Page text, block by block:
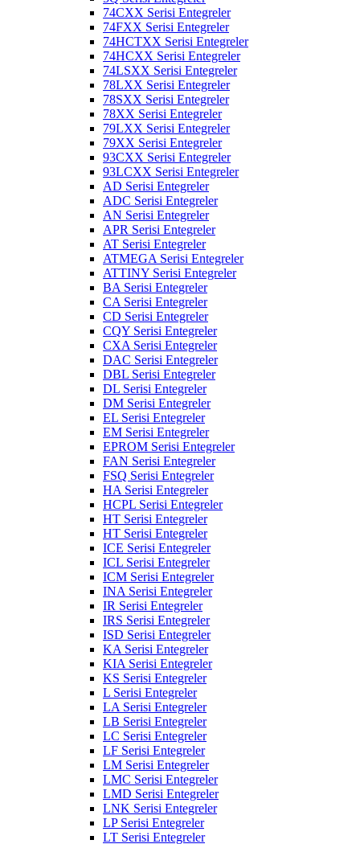
74CXX Serisi Entegreler
74FXX Serisi Entegreler
74HCTXX Serisi Entegreler
74HCXX Serisi Entegreler
74LSXX Serisi Entegreler
78LXX Serisi Entegreler
78SXX Serisi Entegreler
78XX Serisi Entegreler
79LXX Serisi Entegreler
79XX Serisi Entegreler
93CXX Serisi Entegreler
93LCXX Serisi Entegreler
AD Serisi Entegreler
ADC Serisi Entegreler
AN Serisi Entegreler
APR Serisi Entegreler
AT Serisi Entegreler
ATMEGA Serisi Entegreler
ATTINY Serisi Entegreler
BA Serisi Entegreler
CA Serisi Entegreler
CD Serisi Entegreler
CQY Serisi Entegreler
CXA Serisi Entegreler
DAC Serisi Entegreler
DBL Serisi Entegreler
DL Serisi Entegreler
DM Serisi Entegreler
EL Serisi Entegreler
EM Serisi Entegreler
EPROM Serisi Entegreler
FAN Serisi Entegreler
FSQ Serisi Entegreler
HA Serisi Entegreler
HCPL Serisi Entegreler
HT Serisi Entegreler
HT Serisi Entegreler
ICE Serisi Entegreler
ICL Serisi Entegreler
ICM Serisi Entegreler
INA Serisi Entegreler
IR Serisi Entegreler
IRS Serisi Entegreler
ISD Serisi Entegreler
KA Serisi Entegreler
KIA Serisi Entegreler
KS Serisi Entegreler
L Serisi Entegreler
LA Serisi Entegreler
LB Serisi Entegreler
LC Serisi Entegreler
LF Serisi Entegreler
LM Serisi Entegreler
LMC Serisi Entegreler
LMD Serisi Entegreler
LNK Serisi Entegreler
LP Serisi Entegreler
LT Serisi Entegreler